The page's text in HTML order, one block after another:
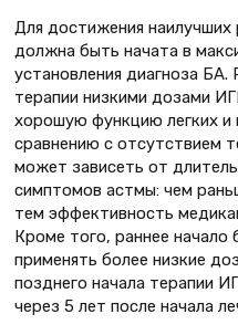
Для достижения наилучших
должна быть начата в
установления диагноза БА.
терапии низкими дозами
хорошую функцию легких
сравнению с отсутствием
может зависеть от
симптомов астмы: чем
тем эффективность
Кроме того, раннее начало
применять более низкие
позднего начала терапии
через 5 лет после начала